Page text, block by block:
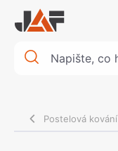
Postelová kování